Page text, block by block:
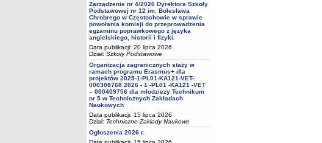
Zarządzenie nr 4/2026 Dyrektora Szkoły
Podstawowej nr 12 im. Bolesława
Chrobrego w Częstochowie w sprawie
powołania komisji do przeprowadzenia
egzaminu poprawkowego z języka
angielskiego, historii i fizyki.
Data publikacji: 20 lipca 2026
Dział: Szkoły Podstawowe
Organizacja zagranicznych staży w
ramach programu Erasmus+ dla
projektów 2025-1-PL01-KA121-VET-
000308768 2026 - 1 -PL01 -KA121 -VET
– 000409756 dla młodzieży Technikum
nr 5 w Technicznych Zakładach
Naukowych
Data publikacji: 15 lipca 2026
Dział: Techniczne Zakłady Naukowe
Ogłoszenia 2026 r.